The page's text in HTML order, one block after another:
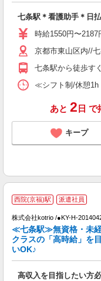
七条駅＊看護助手＊日
時給1550円〜
京都市東山区内//
七条駅から徒歩す
≪シフト制/休憩1h
あと 2 日 で
キープ
西院(京福)駅 派遣社員
株式会社kotrio /●KY-H-
≪七条駅≫無資格・未
クラスの「高時給」を
いOK♪
高収入を目指したい方